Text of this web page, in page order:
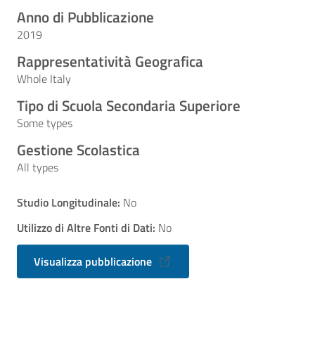
Anno di Pubblicazione
2019
Rappresentatività Geografica
Whole Italy
Tipo di Scuola Secondaria Superiore
Some types
Gestione Scolastica
All types
Studio Longitudinale: No
Utilizzo di Altre Fonti di Dati: No
Visualizza pubblicazione